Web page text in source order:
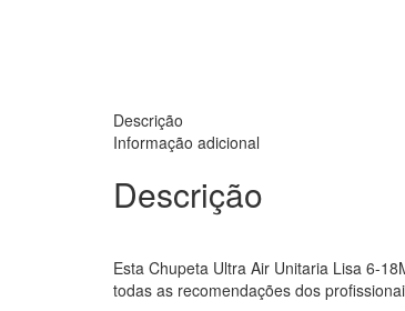
Descrição
Informação adicional
Descrição
Esta Chupeta Ultra Air Unitaria Lisa 6-
todas as recomendações dos